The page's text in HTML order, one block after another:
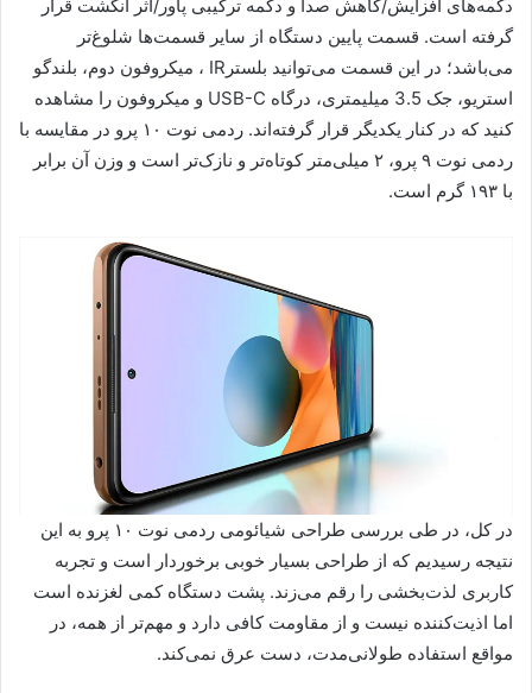
دکمه‌های افزایش/کاهش صدا و دکمه ترکیبی پاور/اثر انگشت قرار
گرفته است. قسمت پایین دستگاه از سایر قسمت‌ها شلوغ‌تر
می‌باشد؛ در این قسمت می‌توانید بلسترIR ، میکروفون دوم، بلندگو
استریو، جک 3.5 میلیمتری، درگاه USB-C و میکروفون را مشاهده
کنید که در کنار یکدیگر قرار گرفته‌اند. ردمی نوت ۱۰ پرو در مقایسه با
ردمی نوت ۹ پرو، ۲ میلی‌متر کوتاه‌تر و نازک‌تر است و وزن آن برابر
با ۱۹۳ گرم است.
در کل، در طی بررسی طراحی شیائومی ردمی نوت ۱۰ پرو به این
نتیجه رسیدیم که از طراحی بسیار خوبی برخوردار است و تجربه
کاربری لذت‌بخشی را رقم می‌زند. پشت دستگاه کمی لغزنده است
اما اذیت‌کننده نیست و از مقاومت کافی دارد و مهم‌تر از همه، در
مواقع استفاده طولانی‌مدت، دست عرق نمی‌کند.